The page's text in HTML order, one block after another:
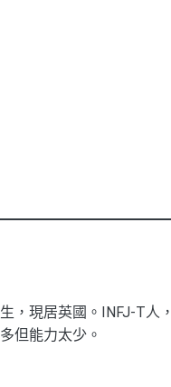
，現居英國。INFJ-T人
但能力太少。